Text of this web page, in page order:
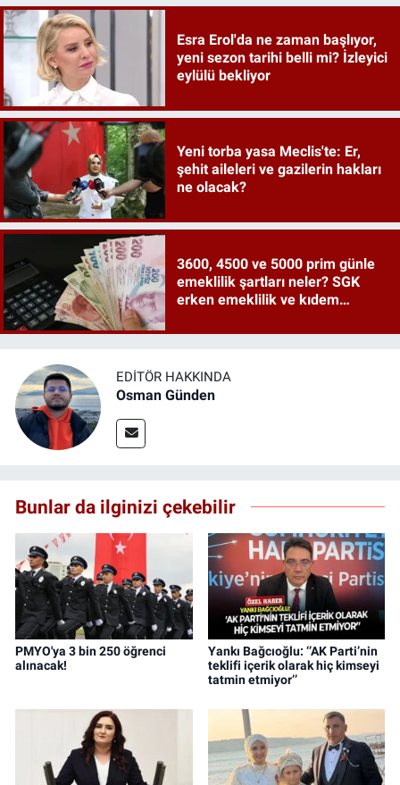
Esra Erol'da ne zaman başlıyor,
yeni sezon tarihi belli mi? İzleyici
eylülü bekliyor
Yeni torba yasa Meclis'te: Er,
şehit aileleri ve gazilerin hakları
ne olacak?
3600, 4500 ve 5000 prim günle
emeklilik şartları neler? SGK
erken emeklilik ve kıdem
EDITÖR HAKKINDA
Osman Günden
Bunlar da ilginizi çekebilir
PMYO'ya 3 bin 250 öğrenci
alınacak!
Yankı Bağcıoğlu: ‘’AK Parti’nin
teklifi içerik olarak hiç kimseyi
tatmin etmiyor’’